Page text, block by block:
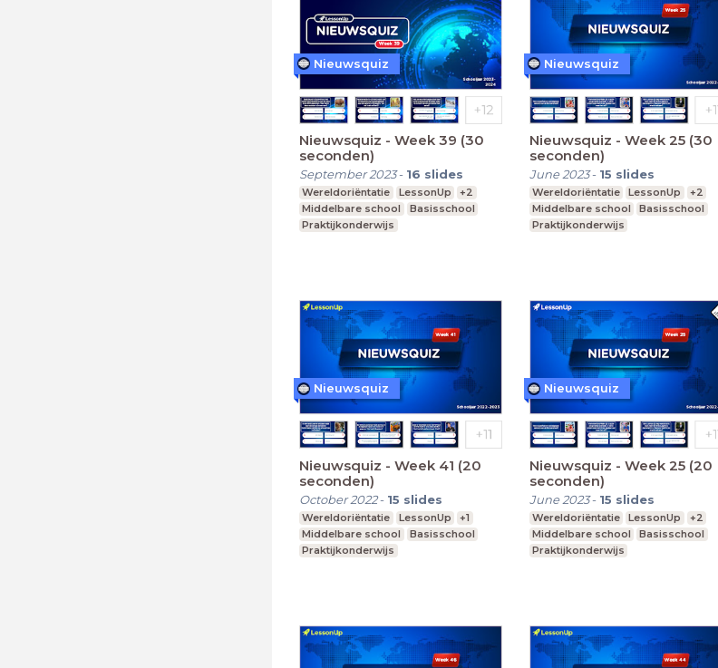
Nieuwsquiz - Week 39 (30
seconden)
September 2023- 16 slides
Wereldoriëntatie LessonUp
+2
Middelbare school
Basisschool
Praktijkonderwijs
Nieuwsquiz
Nieuwsquiz - Week 25 (30
seconden)
June 2023- 15 slides
Wereldoriëntatie LessonUp
+2
Middelbare school
Basisschool
Praktijkonderwijs
Nieuwsquiz
Nieuwsquiz - Week 41 (20
seconden)
October 2022- 15 slides
Wereldoriëntatie LessonUp
+1
Middelbare school
Basisschool
Praktijkonderwijs
Nieuwsquiz
Nieuwsquiz - Week 25 (20
seconden)
June 2023- 15 slides
Wereldoriëntatie LessonUp
+2
Middelbare school
Basisschool
Praktijkonderwijs
Nieuwsquiz